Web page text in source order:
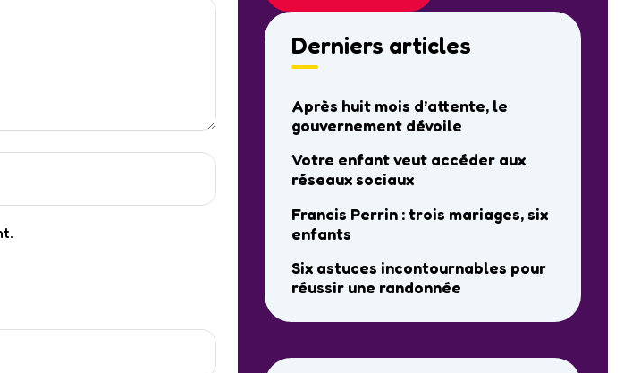
Derniers articles
Après huit mois d’attente, le
gouvernement dévoile
Votre enfant veut accéder aux
réseaux sociaux
Francis Perrin : trois mariages, six
enfants
Six astuces incontournables pour
réussir une randonnée